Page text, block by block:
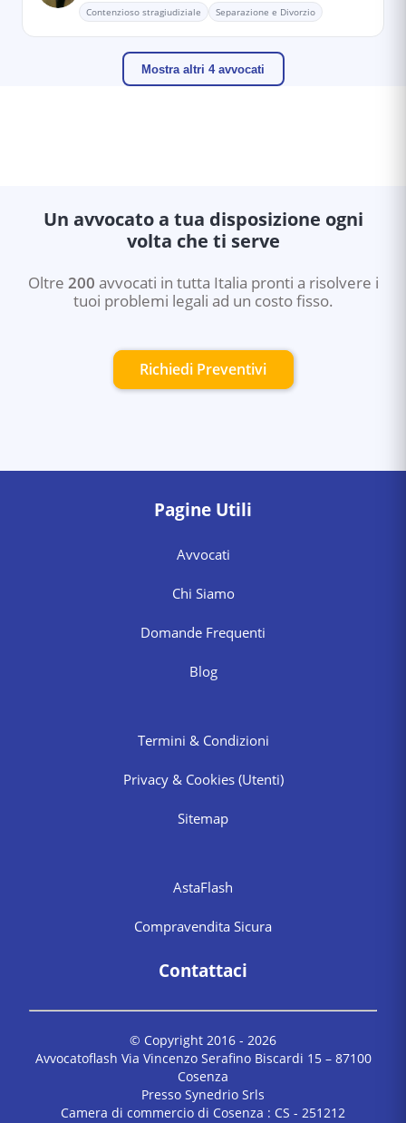
Contenzioso stragiudiziale Separazione e Divorzio
Mostra altri 4 avvocati
Un avvocato a tua disposizione ogni
volta che ti serve
Oltre 200 avvocati in tutta Italia pronti a risolvere i
tuoi problemi legali ad un costo fisso.
Richiedi Preventivi
Pagine Utili
Avvocati
Chi Siamo
Domande Frequenti
Blog
Termini & Condizioni
Privacy & Cookies (Utenti)
Sitemap
AstaFlash
Compravendita Sicura
Contattaci
© Copyright 2016 - 2026
Avvocatoflash Via Vincenzo Serafino Biscardi 15 – 87100
Cosenza
Presso Synedrio Srls
Camera di commercio di Cosenza : CS - 251212